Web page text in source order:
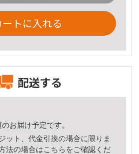
ートに入れる
配送する
お届け予定です。
ット、代金引換の場合に限りま
法の場合はこちら をご確認くだ